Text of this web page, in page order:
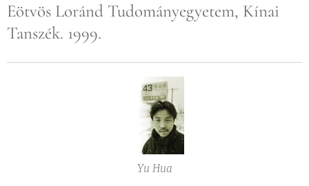
Eötvös Loránd Tudományegyetem, Kínai
Tanszék. 1999.
Yu Hua